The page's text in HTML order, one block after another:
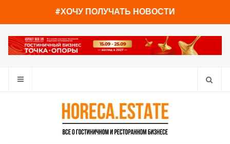
#ХОЧУ ПОЛУЧАТЬ НОВОСТИ